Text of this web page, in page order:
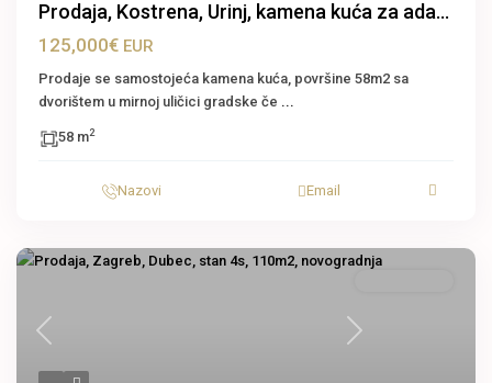
Prodaja, Kostrena, Urinj, kamena kuća za ada...
125,000€ EUR
Prodaje se samostojeća kamena kuća, površine 58m2 sa
dvorištem u mirnoj uličici gradske če ...
58 m2
Nazovi Email
Previous Next